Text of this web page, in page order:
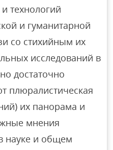
технологий
и гуманитарной
со стихийным их
исследований в
достаточно
плюралистическая
их панорама и
мнения
науке и общем